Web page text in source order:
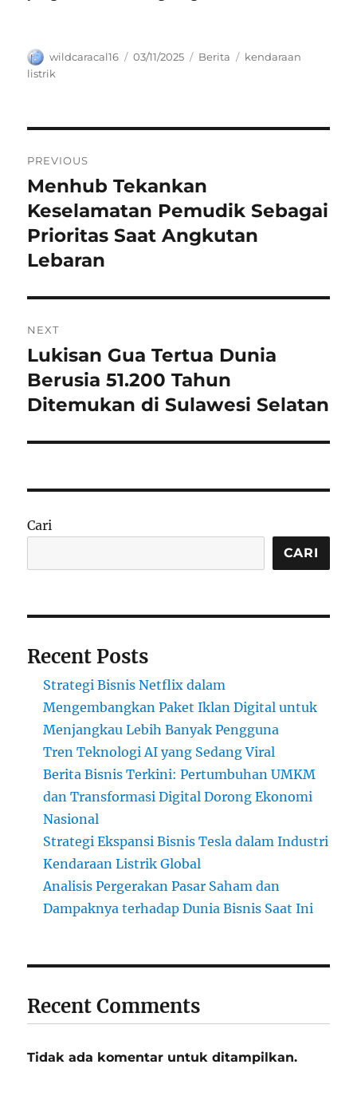
Author
wildcaracal16
Posted
03/11/2025 Categories
Berita Tags
kendaraan
listrik
pos
PREVIOUS
Previous
post:
Menhub Tekankan
Keselamatan Pemudik Sebagai
Prioritas Saat Angkutan
Lebaran
NEXT
Next
post:
Lukisan Gua Tertua Dunia
Berusia 51.200 Tahun
Ditemukan di Sulawesi Selatan
Cari
CARI
Recent Posts
Strategi Bisnis Netflix dalam
Mengembangkan Paket Iklan Digital untuk
Menjangkau Lebih Banyak Pengguna
Tren Teknologi AI yang Sedang Viral
Berita Bisnis Terkini: Pertumbuhan UMKM
dan Transformasi Digital Dorong Ekonomi
Nasional
Strategi Ekspansi Bisnis Tesla dalam Industri
Kendaraan Listrik Global
Analisis Pergerakan Pasar Saham dan
Dampaknya terhadap Dunia Bisnis Saat Ini
Recent Comments
Tidak ada komentar untuk ditampilkan.